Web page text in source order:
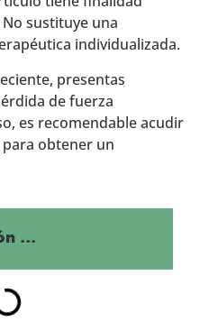
No sustituye una
individualizada.
presentas
de fuerza
es recomendable acudir
obtener un
...